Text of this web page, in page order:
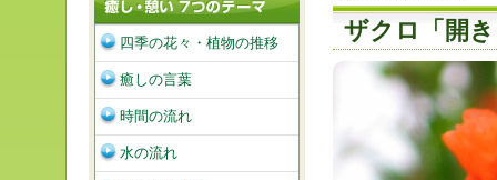
ザクロ「開
四季の花々・植物の推移
癒しの言葉
時間の流れ
水の流れ